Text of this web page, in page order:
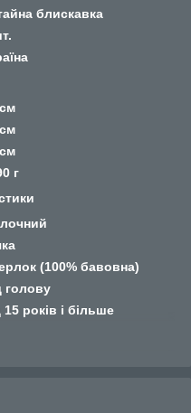
блискавка
г
(100% бавовна)
голову
15 років і більше